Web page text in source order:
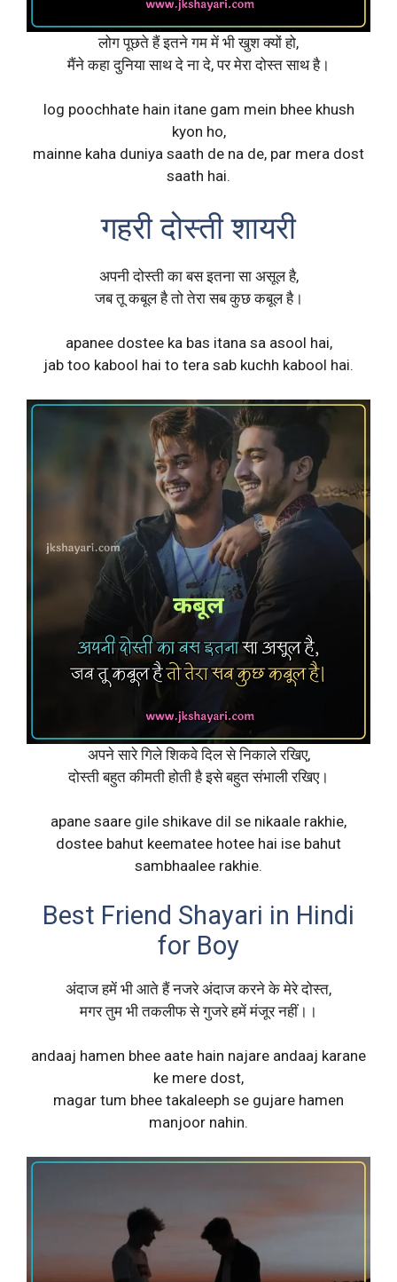
लोग पूछते हैं इतने गम में भी खुश क्यों हो,
मैंने कहा दुनिया साथ दे ना दे, पर मेरा दोस्त साथ है।
log poochhate hain itane gam mein bhee khush
kyon ho,
mainne kaha duniya saath de na de, par mera dost
saath hai.
गहरी दोस्ती शायरी
अपनी दोस्ती का बस इतना सा असूल है,
जब तू कबूल है तो तेरा सब कुछ कबूल है।
apanee dostee ka bas itana sa asool hai,
jab too kabool hai to tera sab kuchh kabool hai.
अपने सारे गिले शिकवे दिल से निकाले रखिए,
दोस्ती बहुत कीमती होती है इसे बहुत संभाली रखिए।
apane saare gile shikave dil se nikaale rakhie,
dostee bahut keematee hotee hai ise bahut
sambhaalee rakhie.
Best Friend Shayari in Hindi
for Boy
अंदाज हमें भी आते हैं नजरे अंदाज करने के मेरे दोस्त,
मगर तुम भी तकलीफ से गुजरे हमें मंजूर नहीं।।
andaaj hamen bhee aate hain najare andaaj karane
ke mere dost,
magar tum bhee takaleeph se gujare hamen
manjoor nahin.